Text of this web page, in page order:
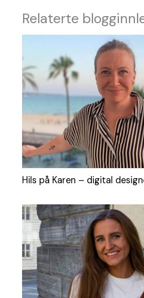
Relaterte
Hils på Karen – digital